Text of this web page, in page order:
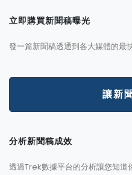
立即購買新聞稿曝光
發一篇新聞稿透通到各大媒體的最
讓新
分析新聞稿成效
透過Trek數據平台的分析讓您知道